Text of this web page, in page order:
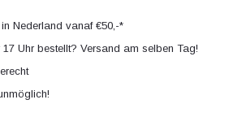
Nederland vanaf €50,-*
Uhr bestellt? Versand am selben Tag!